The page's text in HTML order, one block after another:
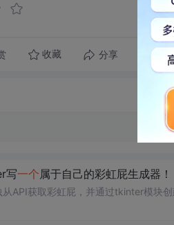
收藏 分享 转
写一个属于自己的彩虹屁生成器
API获取彩虹屁，并通过tkinter模块